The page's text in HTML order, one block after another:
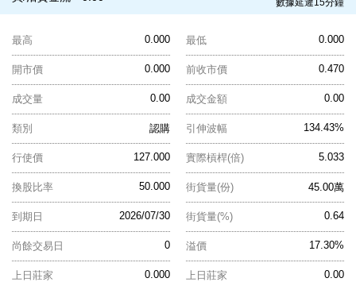
數據延遲15分鐘
0.000
最高 0.000
最低
0.000
開市價 0.470
前收市價
0.00
成交量 0.00
成交金額
認購
類別 134.43%
引伸波幅
127.000
行使價 5.033
實際槓桿(倍)
50.000
換股比率 45.00萬
街貨量(份)
2026/07/30
到期日 0.64
街貨量(%)
0
尚餘交易日 17.30%
溢價
0.000
上日莊家
0.00
上日莊家